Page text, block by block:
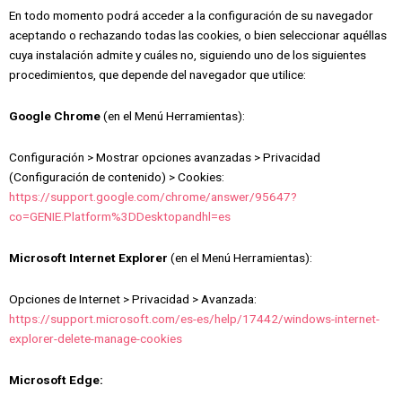
En todo momento podrá acceder a la configuración de su navegador
aceptando o rechazando todas las cookies, o bien seleccionar aquéllas
cuya instalación admite y cuáles no, siguiendo uno de los siguientes
procedimientos, que depende del navegador que utilice:
Google Chrome(en el Menú Herramientas):
Configuración > Mostrar opciones avanzadas > Privacidad
(Configuración de contenido) > Cookies:
https://support.google.com/chrome/answer/95647?
co=GENIE.Platform%3DDesktopandhl=es
Microsoft Internet Explorer (en el Menú Herramientas):
Opciones de Internet > Privacidad > Avanzada:
https://support.microsoft.com/es-es/help/17442/windows-internet-
explorer-delete-manage-cookies
Microsoft Edge: